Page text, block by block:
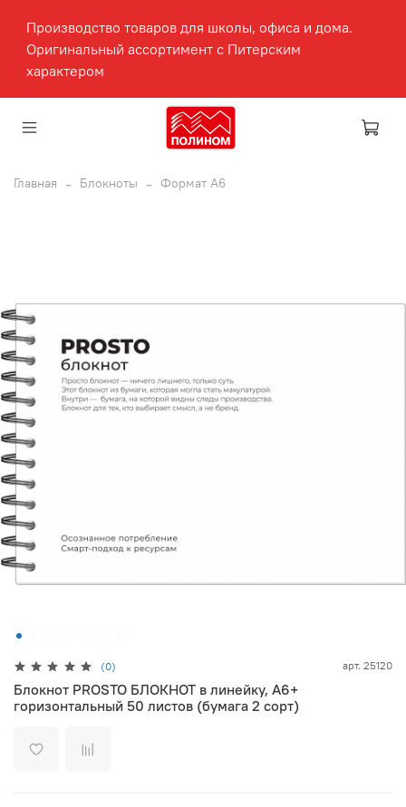
Производство товаров для школы, офиса и дома.
Оригинальный ассортимент с Питерским
характером
Главная Блокноты Формат А6
(0) арт. 25120
Блокнот PROSTO БЛОКНОТ в линейку, А6+
горизонтальный 50 листов (бумага 2 сорт)